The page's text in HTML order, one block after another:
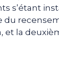
s’étant
du
et la